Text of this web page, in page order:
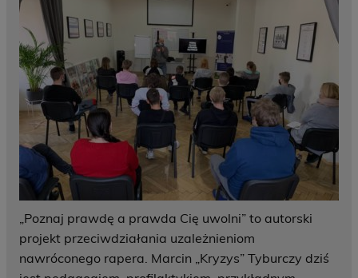
„Poznaj prawdę a prawda Cię uwolni” to autorski
projekt przeciwdziałania uzależnieniom
nawróconego rapera. Marcin „Kryzys” Tyburczy dziś